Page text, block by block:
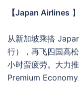
【Japan Airlines 】
从新加坡乘搭
行），再飞四国高
小时蛮疲劳。大力
Premium Economy